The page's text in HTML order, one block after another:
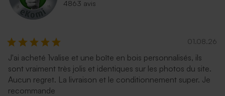
4863 avis
01.08.26
J'ai acheté 1valise et une boîte en bois personnalisés, ils
sont vraiment très jolis et identiques sur les photos du site.
Aucun regret. La livraison et le conditionnement super. Je
recommande